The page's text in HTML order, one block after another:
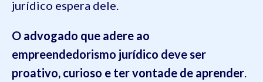
jurídico espera dele.
O advogado que adere ao
empreendedorismo jurídico deve ser
proativo, curioso e ter vontade de aprender.